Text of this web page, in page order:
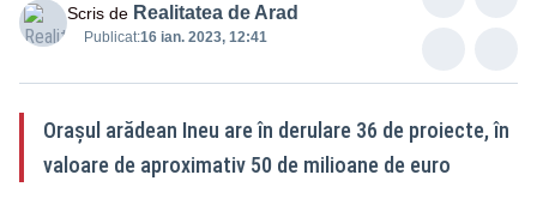
Scris de Realitatea de Arad
Publicat:16 ian. 2023, 12:41
Orașul arădean Ineu are în derulare 36 de proiecte, în
valoare de aproximativ 50 de milioane de euro